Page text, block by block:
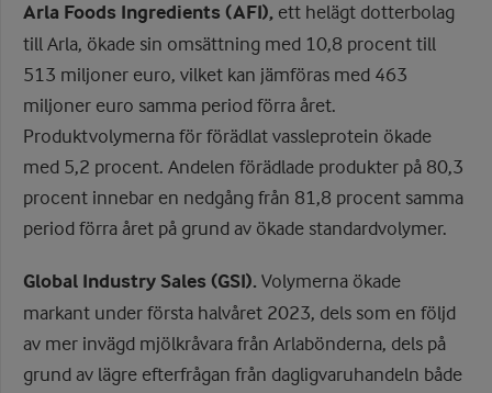
Arla Foods Ingredients (AFI), ett helägt dotterbolag
till Arla, ökade sin omsättning med 10,8 procent till
513 miljoner euro, vilket kan jämföras med 463
miljoner euro samma period förra året.
Produktvolymerna för förädlat vassleprotein ökade
med 5,2 procent. Andelen förädlade produkter på 80,3
procent innebar en nedgång från 81,8 procent samma
period förra året på grund av ökade standardvolymer.
Global Industry Sales (GSI). Volymerna ökade
markant under första halvåret 2023, dels som en följd
av mer invägd mjölkråvara från Arlabönderna, dels på
grund av lägre efterfrågan från dagligvaruhandeln både